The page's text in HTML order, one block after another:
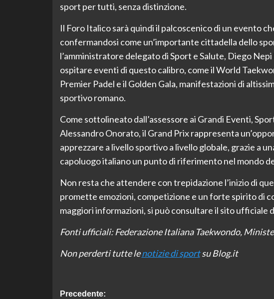
sport per tutti, senza distinzione.
Il Foro Italico sarà quindi il palcoscenico di un evento
confermandosi come un’importante cittadella dello
l’amministratore delegato di Sport e Salute, Diego
ospitare eventi di questo calibro, come il World
Premier Padel e il Golden Gala, manifestazioni di
sportivo romano.
Come sottolineato dall’assessore ai Grandi Eventi,
Alessandro Onorato, il Grand Prix rappresenta
apprezzare a livello sportivo a livello globale, grazie a
capoluogo italiano un punto di riferimento nel mondo
Non resta che attendere con trepidazione l’inizio di
promette emozioni, competizione e un forte spirito di
maggiori informazioni, si può consultare il sito ufficiale
Fonti ufficiali: Federazione Italiana Taekwondo,
Non perderti tutte lenotizie di sportsu Blog.it
Navigazione
Precedente: